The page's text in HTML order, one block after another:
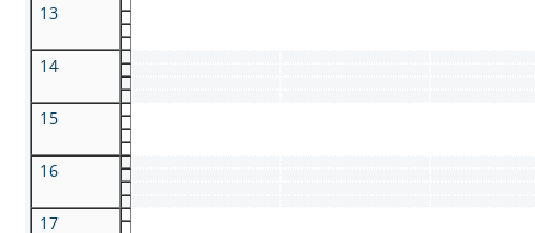
13
14
15
16
17